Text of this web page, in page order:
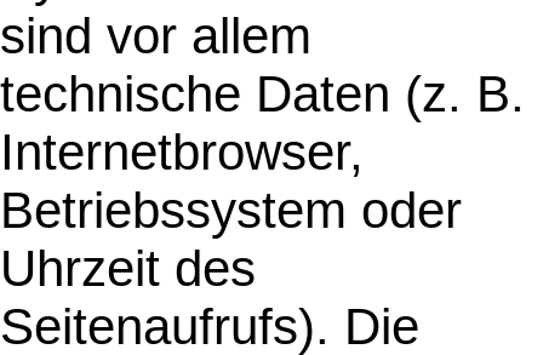
sind vor allem
technische Daten (z. B.
Internetbrowser,
Betriebssystem oder
Uhrzeit des
Seitenaufrufs). Die